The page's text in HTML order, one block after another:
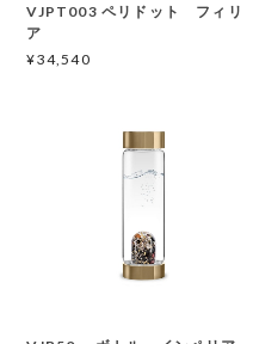
VJPT003 ペリドット フィリ
ア
¥34,540